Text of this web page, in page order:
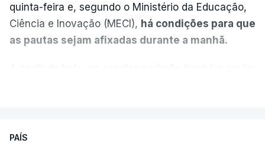
quinta-feira e, segundo o Ministério da Educação,
Ciência e Inovação (MECI), há condições para que
as pautas sejam afixadas durante a manhã.
PAÍS